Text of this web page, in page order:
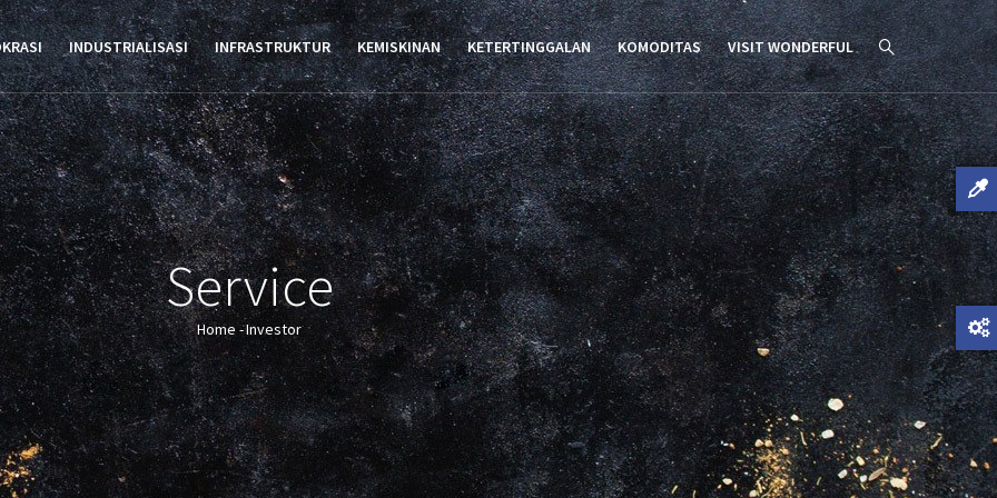
INDUSTRIALISASI INFRASTRUKTUR KEMISKINAN KETERTINGGALAN KOMODITAS VISIT WONDERFUL
Service
Breadcrumb
Home -Investor